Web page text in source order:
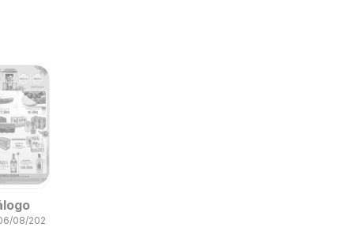
08/2026